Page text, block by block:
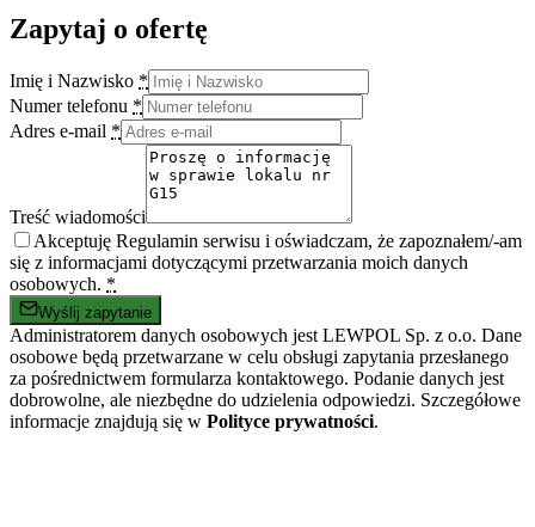
Zapytaj o ofertę
Imię i Nazwisko *
Numer telefonu *
Adres e-mail *
Treść wiadomości
Akceptuję Regulamin serwisu i oświadczam, że zapoznałem/-am
się z informacjami dotyczącymi przetwarzania moich danych
osobowych. *
Wyślij zapytanie
Administratorem danych osobowych jest LEWPOL Sp. z o.o. Dane
osobowe będą przetwarzane w celu obsługi zapytania przesłanego
za pośrednictwem formularza kontaktowego. Podanie danych jest
dobrowolne, ale niezbędne do udzielenia odpowiedzi. Szczegółowe
informacje znajdują się w Polityce prywatności.